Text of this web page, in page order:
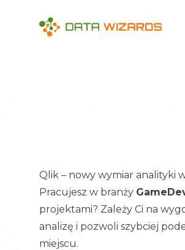
Qlik – nowy wymiar analityki
Pracujesz w branży
projektami? Zależy Ci na
analizę i pozwoli szybciej
miejscu.